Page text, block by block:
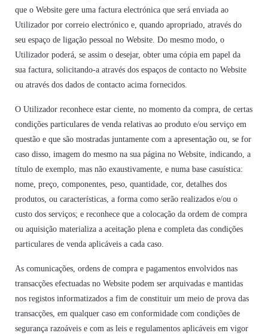
que o Website gere uma factura electrónica que será enviada ao
Utilizador por correio electrónico e, quando apropriado, através do
seu espaço de ligação pessoal no Website. Do mesmo modo, o
Utilizador poderá, se assim o desejar, obter uma cópia em papel da
sua factura, solicitando-a através dos espaços de contacto no Website
ou através dos dados de contacto acima fornecidos.
O Utilizador reconhece estar ciente, no momento da compra, de certas
condições particulares de venda relativas ao produto e/ou serviço em
questão e que são mostradas juntamente com a apresentação ou, se for
caso disso, imagem do mesmo na sua página no Website, indicando, a
título de exemplo, mas não exaustivamente, e numa base casuística:
nome, preço, componentes, peso, quantidade, cor, detalhes dos
produtos, ou características, a forma como serão realizados e/ou o
custo dos serviços; e reconhece que a colocação da ordem de compra
ou aquisição materializa a aceitação plena e completa das condições
particulares de venda aplicáveis a cada caso.
As comunicações, ordens de compra e pagamentos envolvidos nas
transacções efectuadas no Website podem ser arquivadas e mantidas
nos registos informatizados a fim de constituir um meio de prova das
transacções, em qualquer caso em conformidade com condições de
segurança razoáveis e com as leis e regulamentos aplicáveis em vigor